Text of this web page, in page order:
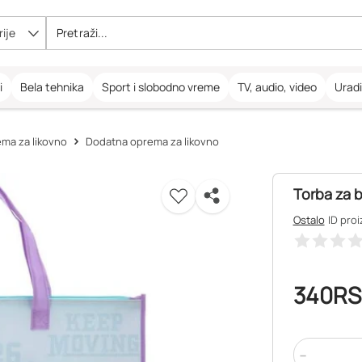
Bela tehnika Sport i slobodno vreme TV, audio, video
za likovno Dodatna oprema za likovno
Torba za
Ostalo ID
340
-